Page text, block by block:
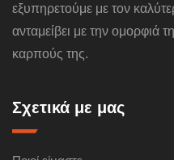
εξυπηρετούμε με τον
ανταμείβει με την ομορφιά
καρπούς της.
Σχετικά με μας